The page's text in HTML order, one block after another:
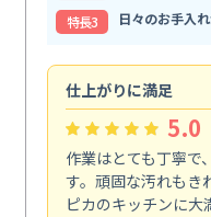
特⻑3
日々のお手入
仕上がりに満足
5.0
作業はとても丁寧で
す。頑固な汚れもき
ピカのキッチンに大